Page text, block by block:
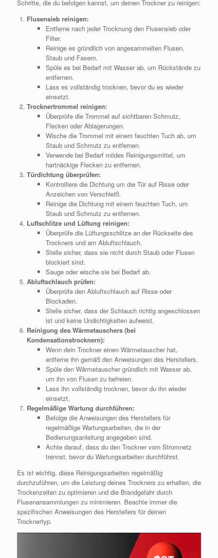
Schritte, die du befolgen kannst, um deinen Trockner zu reinigen:
Flusensieb reinigen:
Entferne nach jeder Trocknung den Flusensieb oder
Filter.
Reinige es gründlich von angesammelten Flusen,
Staub und Fasern.
Spüle es bei Bedarf mit Wasser ab, um Rückstände zu
entfernen.
Lass es vollständig trocknen, bevor du es wieder
einsetzt.
Trocknertrommel reinigen:
Überprüfe die Trommel auf sichtbaren Schmutz,
Flecken oder Ablagerungen.
Wische die Trommel mit einem feuchten Tuch ab, um
Staub und Schmutz zu entfernen.
Verwende bei Bedarf mildes Reinigungsmittel, um
hartnäckige Flecken zu entfernen.
Türdichtung überprüfen:
Kontrolliere die Dichtung um die Tür auf Risse oder
Anzeichen von Verschleiß.
Reinige die Dichtung mit einem feuchten Tuch, um
Staub und Schmutz zu entfernen.
Luftschlitze und Lüftung reinigen:
Überprüfe die Lüftungsschlitze an der Rückseite des
Trockners und am Abluftschlauch.
Stelle sicher, dass sie nicht durch Staub oder Flusen
blockiert sind.
Sauge oder wische sie bei Bedarf ab.
Abluftschlauch prüfen:
Überprüfe den Abluftschlauch auf Risse oder
Blockaden.
Stelle sicher, dass der Schlauch richtig angeschlossen
ist und keine Undichtigkeiten aufweist.
Reinigung des Wärmetauschers (bei
Kondensationstrocknern):
Wenn dein Trockner einen Wärmetauscher hat,
entferne ihn gemäß den Anweisungen des Herstellers.
Spüle den Wärmetauscher gründlich mit Wasser ab,
um ihn von Flusen zu befreien.
Lass ihn vollständig trocknen, bevor du ihn wieder
einsetzt.
Regelmäßige Wartung durchführen:
Befolge die Anweisungen des Herstellers für
regelmäßige Wartungsarbeiten, die in der
Bedienungsanleitung angegeben sind.
Achte darauf, dass du den Trockner vom Stromnetz
trennst, bevor du Wartungsarbeiten durchführst.
Es ist wichtig, diese Reinigungsarbeiten regelmäßig
durchzuführen, um die Leistung deines Trockners zu erhalten, die
Trockenzeiten zu optimieren und die Brandgefahr durch
Flusenansammlungen zu minimieren. Beachte immer die
spezifischen Anweisungen des Herstellers für deinen
Trocknertyp.